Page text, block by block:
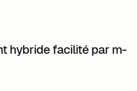
hybride facilité par m-